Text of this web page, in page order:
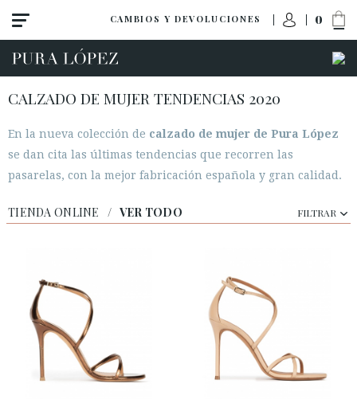
CAMBIOS Y DEVOLUCIONES 0
Ver todo
Novedades
Sandalias
Tacon medio
Planos
CALZADO DE MUJER TENDENCIAS 2020
En la nueva colección de calzado de mujer de Pura López
se dan cita las últimas tendencias que recorren las
pasarelas, con la mejor fabricación española y gran calidad.
TIENDA ONLINE / VER TODO FILTRAR